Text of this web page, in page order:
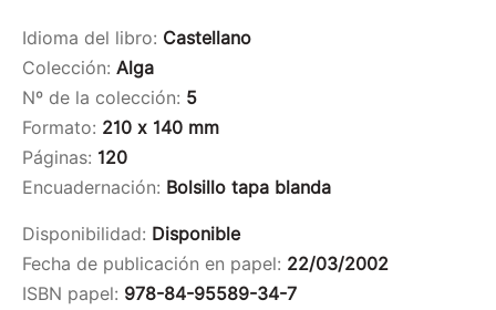
Idioma del libro: Castellano
Colección: Alga
Nº de la colección: 5
Formato: 210 x 140 mm
Páginas: 120
Encuadernación: Bolsillo tapa blanda
Disponibilidad: Disponible
Fecha de publicación en papel: 22/03/2002
ISBN papel: 978-84-95589-34-7